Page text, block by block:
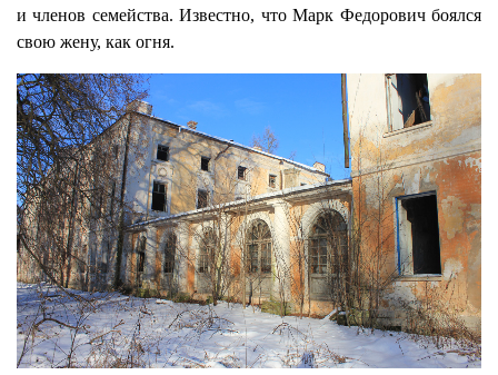
и членов семейства. Известно, что Марк Федорович боялся
свою жену, как огня.